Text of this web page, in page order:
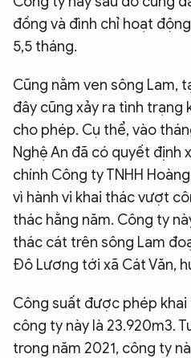
đồng và đình chỉ hoạt
5,5 tháng.
Cũng nằm ven sông Lam,
đây cũng xảy ra tình
cho phép. Cụ thể, vào
Nghệ An đã có quyết định
chính Công ty TNHH
vì hành vi khai thác vượt
thác hằng năm. Công ty
thác cát trên sông Lam
Đô Lương tới xã Cát Văn,
Công suất được phép
công ty này là 23.920m3.
trong năm 2021, công ty